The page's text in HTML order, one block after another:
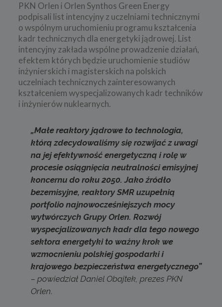
PKN Orlen i Orlen Synthos Green Energy
podpisali list intencyjny z uczelniami technicznymi
o wspólnym uruchomieniu programu kształcenia
kadr technicznych dla energetyki jądrowej. List
intencyjny zakłada wspólne prowadzenie działań,
efektem których będzie uruchomienie studiów
inżynierskich i magisterskich na polskich
uczelniach technicznych zainteresowanych
kształceniem wyspecjalizowanych kadr techników
i inżynierów nuklearnych.
„Małe reaktory jądrowe to technologia,
którą zdecydowaliśmy się rozwijać z uwagi
na jej efektywność energetyczną i rolę w
procesie osiągnięcia neutralności emisyjnej
koncernu do roku 2050. Jako źródło
bezemisyjne, reaktory SMR uzupełnią
portfolio najnowocześniejszych mocy
wytwórczych Grupy Orlen. Rozwój
wyspecjalizowanych kadr dla tego nowego
sektora energetyki to ważny krok we
wzmocnieniu polskiej gospodarki i
krajowego bezpieczeństwa energetycznego”
– powiedział Daniel Obajtek, prezes PKN
Orlen.